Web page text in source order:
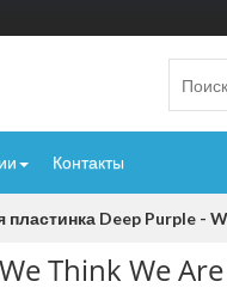
Контакты
Deep Purple -
Think We